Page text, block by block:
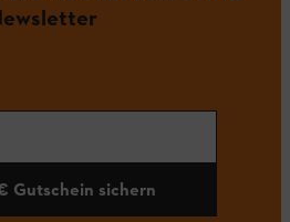
Gutschein sichern